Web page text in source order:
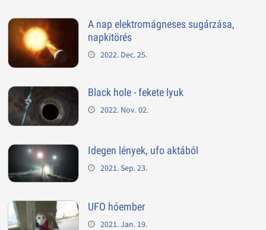
A nap elektromágneses sugárzása,
napkitörés
2022. Dec. 25.
Black hole - fekete lyuk
2022. Nov. 02.
Idegen lények, ufo aktából
2021. Sep. 23.
UFO hóember
2021. Jan. 19.